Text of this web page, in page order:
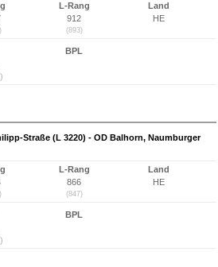
L-Rang
912
(893)
Land
HE
BPL
Straße (L 3220) - OD Balhorn, Naumburger
L-Rang
866
(847)
Land
HE
BPL